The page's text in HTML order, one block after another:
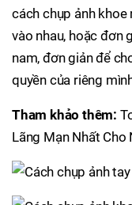
cách chụp ảnh khoe
vào nhau, hoặc đơn
nam, đơn giản để
quyền của riêng
Tham khảo thêm:
Lãng Mạn Nhất Cho